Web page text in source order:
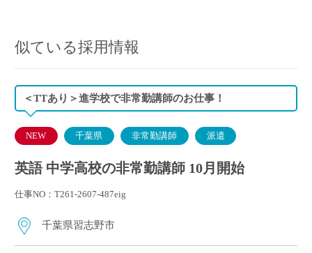
似ている採用情報
＜TTあり＞進学校で非常勤講師のお仕事！
NEW 千葉県 非常勤講師 派遣
英語 中学高校の非常勤講師 10月開始
仕事NO：T261-2607-487eig
千葉県習志野市